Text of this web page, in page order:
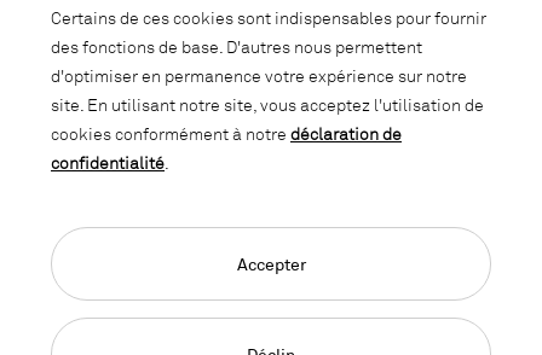
nouveautés et des trends d'intérieur.
Language Navigation
Deutsch
Impressum Déclaration de confidentialité
Certains de ces cookies sont indispensables pour fournir
des fonctions de base. D'autres nous permettent
d'optimiser en permanence votre expérience sur notre
site. En utilisant notre site, vous acceptez l'utilisation de
cookies conformément à notre déclaration de
confidentialité
Accepter